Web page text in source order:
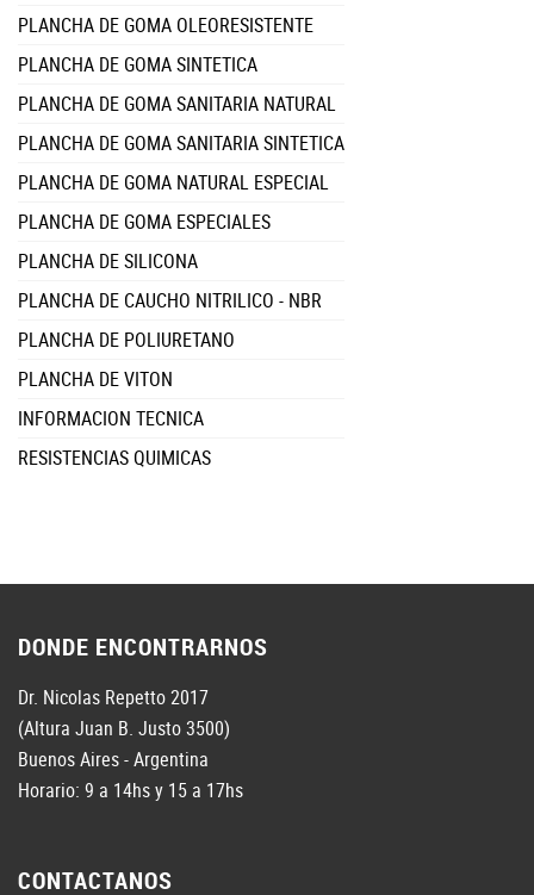
PLANCHA DE GOMA OLEORESISTENTE
PLANCHA DE GOMA SINTETICA
PLANCHA DE GOMA SANITARIA NATURAL
PLANCHA DE GOMA SANITARIA SINTETICA
PLANCHA DE GOMA NATURAL ESPECIAL
PLANCHA DE GOMA ESPECIALES
PLANCHA DE SILICONA
PLANCHA DE CAUCHO NITRILICO - NBR
PLANCHA DE POLIURETANO
PLANCHA DE VITON
INFORMACION TECNICA
RESISTENCIAS QUIMICAS
DONDE ENCONTRARNOS
Dr. Nicolas Repetto 2017
(Altura Juan B. Justo 3500)
Buenos Aires - Argentina
Horario: 9 a 14hs y 15 a 17hs
CONTACTANOS